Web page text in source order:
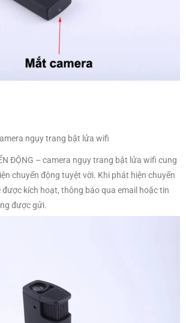
ngụy trang bật lửa wifi
ĐỘNG – camera ngụy trang bật lửa wifi cung
chuyển động tuyệt vời. Khi phát hiện chuyển
kích hoạt, thông báo qua email hoặc tin
được gửi.